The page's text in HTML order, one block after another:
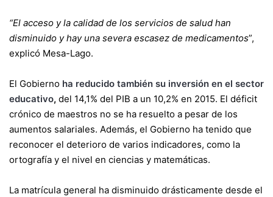
“El acceso y la calidad de los servicios de salud han
disminuido y hay una severa escasez de medicamentos”,
explicó Mesa-Lago.
El Gobierno ha reducido también su inversión en el sector
educativo, del 14,1% del PIB a un 10,2% en 2015. El déficit
crónico de maestros no se ha resuelto a pesar de los
aumentos salariales. Además, el Gobierno ha tenido que
reconocer el deterioro de varios indicadores, como la
ortografía y el nivel en ciencias y matemáticas.
La matrícula general ha disminuido drásticamente desde el